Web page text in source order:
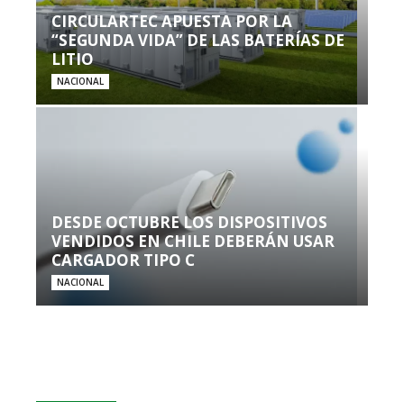
CIRCULARTEC APUESTA POR LA
“SEGUNDA VIDA” DE LAS BATERÍAS DE
LITIO
NACIONAL
DESDE OCTUBRE LOS DISPOSITIVOS
VENDIDOS EN CHILE DEBERÁN USAR
CARGADOR TIPO C
NACIONAL